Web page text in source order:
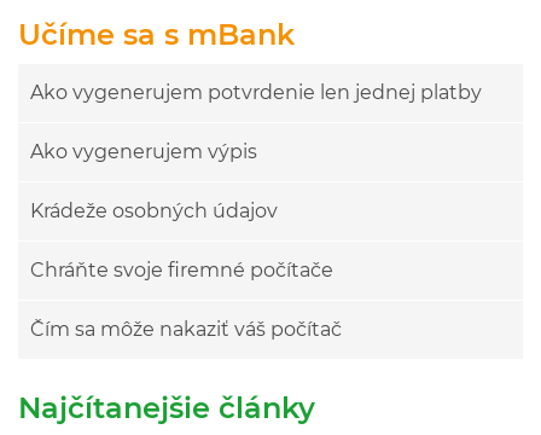
Učíme sa s mBank
Ako vygenerujem potvrdenie len jednej platby
Ako vygenerujem výpis
Krádeže osobných údajov
Chráňte svoje firemné počítače
Čím sa môže nakaziť váš počítač
Najčítanejšie články